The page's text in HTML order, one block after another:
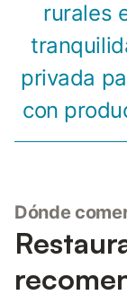
rurales
privada
con
Dónde